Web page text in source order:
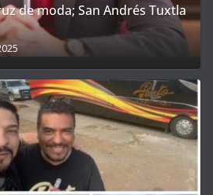
de moda; San Andrés Tuxtla